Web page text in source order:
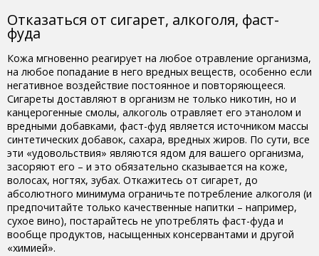
Отказаться от сигарет, алкоголя, фаст-
фуда
Кожа мгновенно реагирует на любое отравление организма,
на любое попадание в него вредных веществ, особенно если
негативное воздействие постоянное и повторяющееся.
Сигареты доставляют в организм не только никотин, но и
канцерогенные смолы, алкоголь отравляет его этанолом и
вредными добавками, фаст-фуд является источником массы
синтетических добавок, сахара, вредных жиров. По сути, все
эти «удовольствия» являются ядом для вашего организма,
засоряют его – и это обязательно сказывается на коже,
волосах, ногтях, зубах. Откажитесь от сигарет, до
абсолютного минимума ограничьте потребление алкоголя (и
предпочитайте только качественные напитки – например,
сухое вино), постарайтесь не употреблять фаст-фуда и
вообще продуктов, насыщенных консервантами и другой
«химией».